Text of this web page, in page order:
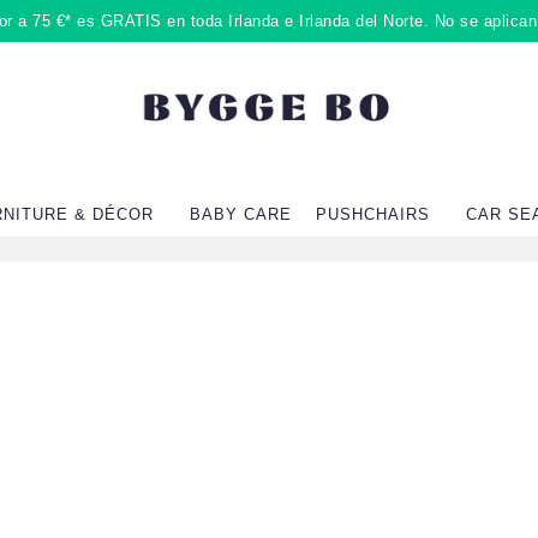
a 75 €* es GRATIS en toda Irlanda e Irlanda del Norte. No se
& DÉCOR BABY CARE PUSHCHAIRS CAR